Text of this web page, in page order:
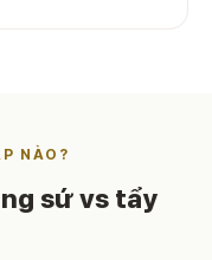
NÀO?
sứ vs tẩy